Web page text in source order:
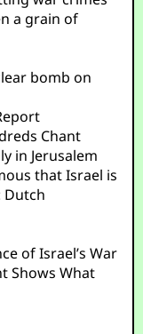
a grain of
bomb on
Chant
in Jerusalem
that Israel is
Dutch
of Israel’s War
Shows What